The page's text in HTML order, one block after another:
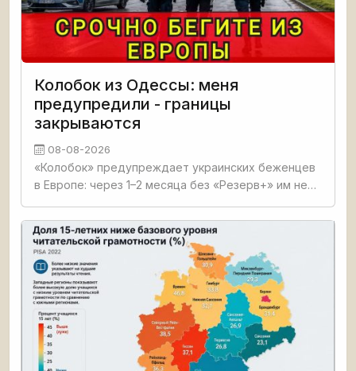
Колобок из Одессы: меня
предупредили - границы
закрываются
08-08-2026
«Колобок» предупреждает украинских беженцев
в Европе: через 1–2 месяца без «Резерв+» им не
Евросоюз к 2028 году готовит мобилизацию, а
украинцев используют